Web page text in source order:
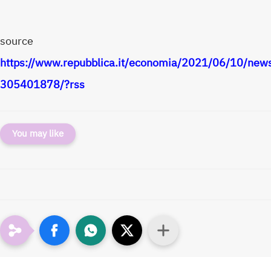
source
https://www.repubblica.it/economia/2021/06/10/
305401878/?rss
You may like